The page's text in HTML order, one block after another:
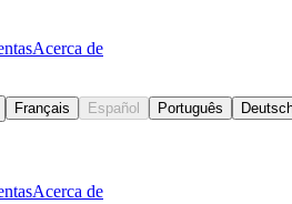
Acerca de
Français Español Português
Acerca de